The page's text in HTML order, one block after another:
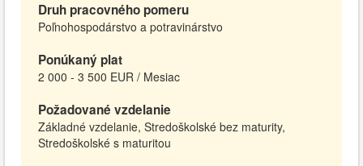
Druh pracovného pomeru
Poľnohospodárstvo a potravinárstvo
Ponúkaný plat
2 000 - 3 500 EUR / Mesiac
Požadované vzdelanie
Základné vzdelanie, Stredoškolské bez maturity,
Stredoškolské s maturitou